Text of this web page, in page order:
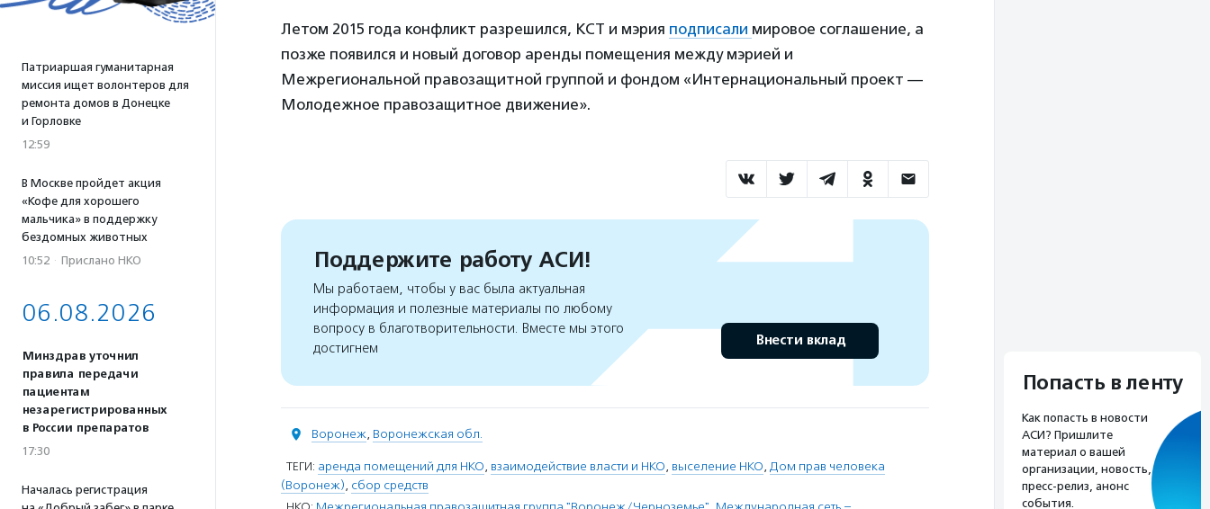
Патриаршая гуманитарная
миссия ищет волонтеров для
ремонта домов в Донецке
и Горловке
12:59
В Москве пройдет акция
«Кофе для хорошего
мальчика» в поддержку
бездомных животных
10:52 · Прислано НКО
06.08.2026
Минздрав уточнил
правила передачи
пациентам
незарегистрированных
в России препаратов
17:30
Началась регистрация
Летом 2015 года конфликт разрешился, КСТ и мэрия подписали мировое соглашение, а
позже появился и новый договор аренды помещения между мэрией и
Межрегиональной правозащитной группой и фондом «Интернациональный проект —
Молодежное правозащитное движение».
Поддержите работу АСИ!
Мы работаем, чтобы у вас была актуальная
информация и полезные материалы по любому
вопросу в благотворительности. Вместе мы этого
достигнем
Внести вклад
Воронеж, Воронежская обл.
ТЕГИ: аренда помещений для НКО, взаимодействие власти и НКО, выселение НКО, Дом прав человека
(Воронеж), сбор средств
Попасть в ленту
Как попасть в новости
АСИ? Пришлите
материал о вашей
организации, новость,
пресс-релиз, анонс
события.